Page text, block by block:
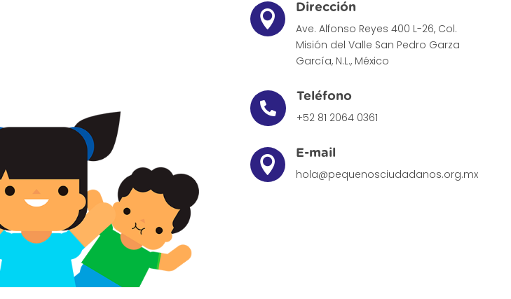

Dirección
Ave. Alfonso Reyes 400 L-26, Col.
Misión del Valle San Pedro Garza
García, N.L., México

Teléfono
+52 81 2064 0361

E-mail
hola@pequenosciudadanos.org.mx